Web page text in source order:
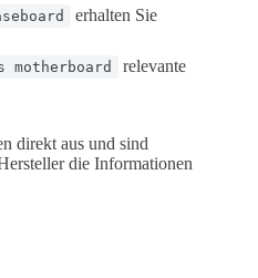
erhalten Sie
motherboard
relevante
direkt aus und sind
die Informationen